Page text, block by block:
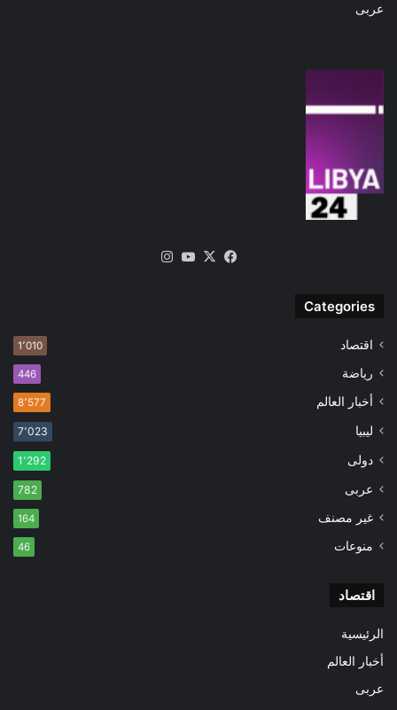
عربى
فيسبوك
‫X
‫YouTube
Categories
اقتصاد 1٬010
رياضة 446
أخبار العالم 8٬577
ليبيا 7٬023
دولى 1٬292
عربى 782
غير مصنف 164
منوعات 46
اقتصاد
الرئيسية
أخبار العالم
عربى